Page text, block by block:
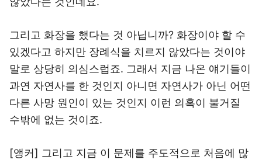
그리고 화장을 했다는 것 아닙니까? 화장이야 할 수
있겠다고 하지만 장례식을 치르지 않았다는 것이야
말로 상당히 의심스럽죠. 그래서 지금 나온 얘기들이
과연 자연사를 한 것인지 아니면 자연사가 아닌 어떤
다른 사망 원인이 있는 것인지 이런 의혹이 불거질
수밖에 없는 것이죠.
[앵커] 그리고 지금 이 문제를 주도적으로 처음에 많